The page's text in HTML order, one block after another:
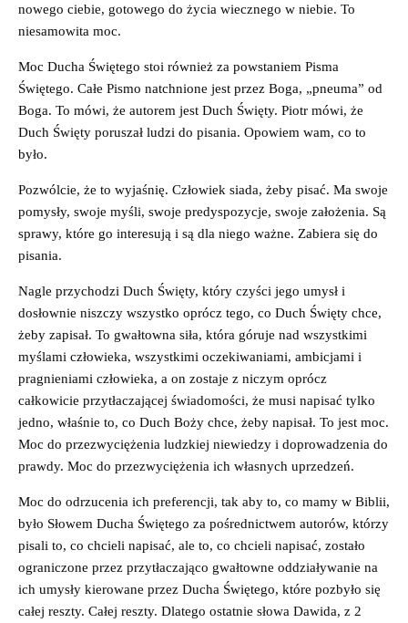
nowego ciebie, gotowego do życia wiecznego w niebie. To
niesamowita moc.
Moc Ducha Świętego stoi również za powstaniem Pisma
Świętego. Całe Pismo natchnione jest przez Boga, „pneuma” od
Boga. To mówi, że autorem jest Duch Święty. Piotr mówi, że
Duch Święty poruszał ludzi do pisania. Opowiem wam, co to
było.
Pozwólcie, że to wyjaśnię. Człowiek siada, żeby pisać. Ma swoje
pomysły, swoje myśli, swoje predyspozycje, swoje założenia. Są
sprawy, które go interesują i są dla niego ważne. Zabiera się do
pisania.
Nagle przychodzi Duch Święty, który czyści jego umysł i
dosłownie niszczy wszystko oprócz tego, co Duch Święty chce,
żeby zapisał. To gwałtowna siła, która góruje nad wszystkimi
myślami człowieka, wszystkimi oczekiwaniami, ambicjami i
pragnieniami człowieka, a on zostaje z niczym oprócz
całkowicie przytłaczającej świadomości, że musi napisać tylko
jedno, właśnie to, co Duch Boży chce, żeby napisał. To jest moc.
Moc do przezwyciężenia ludzkiej niewiedzy i doprowadzenia do
prawdy. Moc do przezwyciężenia ich własnych uprzedzeń.
Moc do odrzucenia ich preferencji, tak aby to, co mamy w Biblii,
było Słowem Ducha Świętego za pośrednictwem autorów, którzy
pisali to, co chcieli napisać, ale to, co chcieli napisać, zostało
ograniczone przez przytłaczająco gwałtowne oddziaływanie na
ich umysły kierowane przez Ducha Świętego, które pozbyło się
całej reszty. Całej reszty. Dlatego ostatnie słowa Dawida, z 2